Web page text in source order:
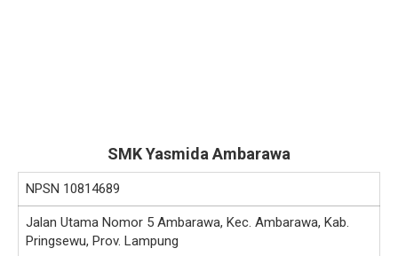
SMK Yasmida Ambarawa
NPSN 10814689
Jalan Utama Nomor 5 Ambarawa, Kec. Ambarawa, Kab.
Pringsewu, Prov. Lampung